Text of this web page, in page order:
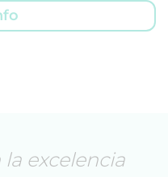
excelencia